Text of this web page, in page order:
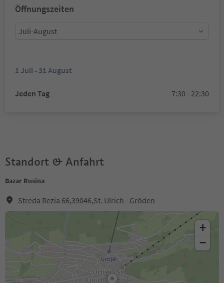
Öffnungszeiten
Juli-August
1 Juli - 31 August
Jeden Tag 7:30 - 22:30
Standort & Anfahrt
Bazar Rusina
Streda Rezia 66,39046,St. Ulrich - Gröden
+
−